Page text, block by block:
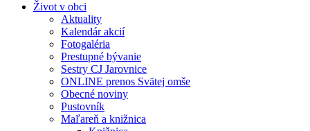
Život v obci
Aktuality
Kalendár akcií
Fotogaléria
Prestupné bývanie
Sestry CJ Jarovnice
ONLINE prenos Svätej omše
Obecné noviny
Pustovník
Maľareň a knižnica